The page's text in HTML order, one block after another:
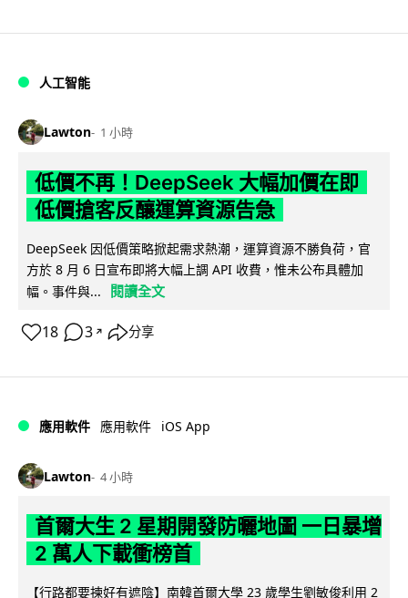
人工智能
Lawton 1 小時
低價不再！DeepSeek 大幅加價在即
低價搶客反釀運算資源告急
DeepSeek 因低價策略掀起需求熱潮，運算資源不勝負荷，官
方於 8 月 6 日宣布即將大幅上調 API 收費，惟未公布具體加
幅。事件與...
閱讀全文
18 3 ↗ 分享
應用軟件 應用軟件 iOS App
Lawton 4 小時
首爾大生 2 星期開發防曬地圖 一日暴增
2 萬人下載衝榜首
【行路都要揀好有遮陰】南韓首爾大學 23 歲學生劉敏俊利用 2